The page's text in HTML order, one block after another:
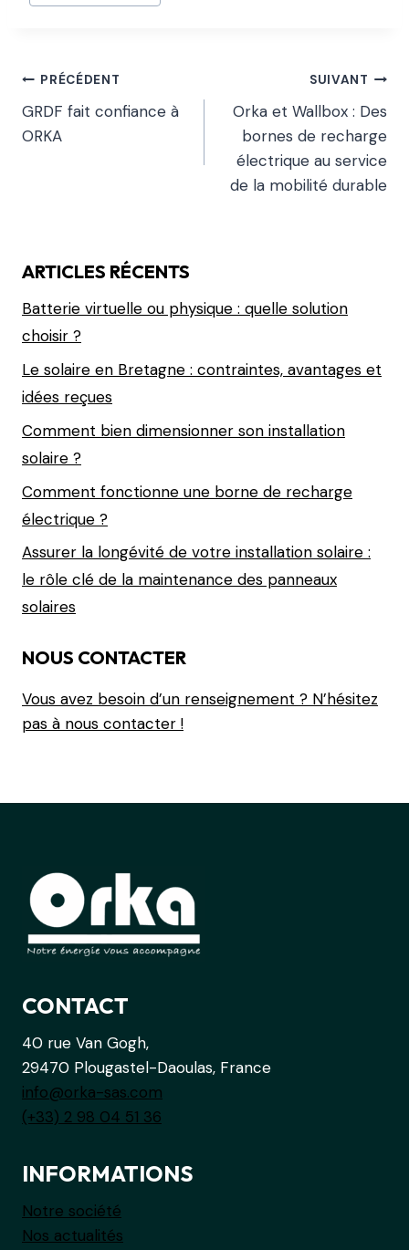
PRÉCÉDENT
GRDF fait confiance à
ORKA
SUIVANT
Orka et Wallbox : Des
bornes de recharge
électrique au service
de la mobilité durable
ARTICLES RÉCENTS
Batterie virtuelle ou physique : quelle solution
choisir ?
Le solaire en Bretagne : contraintes, avantages et
idées reçues
Comment bien dimensionner son installation
solaire ?
Comment fonctionne une borne de recharge
électrique ?
Assurer la longévité de votre installation solaire :
le rôle clé de la maintenance des panneaux
solaires
NOUS CONTACTER
Vous avez besoin d’un renseignement ? N’hésitez
pas à nous contacter !
CONTACT
40 rue Van Gogh,
29470 Plougastel-Daoulas, France
info@orka-sas.com
(+33) 2 98 04 51 36
INFORMATIONS
Notre société
Nos actualités